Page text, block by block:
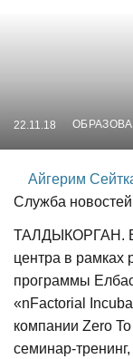
22.11.18
Айгерим
Служба новостей
ТАЛДЫКОРГАН. В
центра в рамках
программы
«nFactorial
компании Zero
семинар-